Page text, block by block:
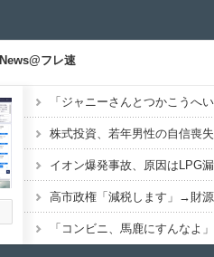
News@フレ速
高市政権「減税します」→財源